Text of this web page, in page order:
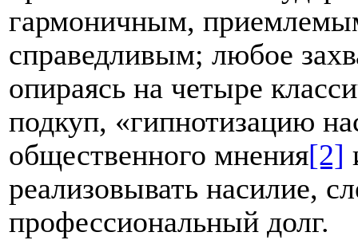
гармоничным,
справедливым; любое
опираясь на четыре
подкуп, «гипнотизацию
общественного мнения[2]
реализовывать насилие,
профессиональный долг.